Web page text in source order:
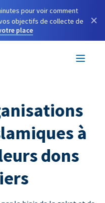
pour voir comment
objectifs de collecte de
place
×
à
dons